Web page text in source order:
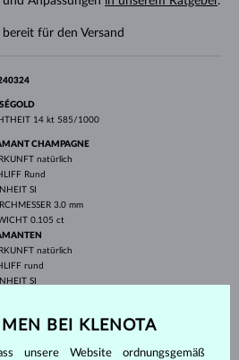
für den Versand
14 kt 585/1000
CHAMPAGNE
natürlich
Rund
SI
3.0 mm
0.105 ct
natürlich
rund
SI
0.120 ct
mm
BEI KLENOTA
unsere Website ordnungsgemäß